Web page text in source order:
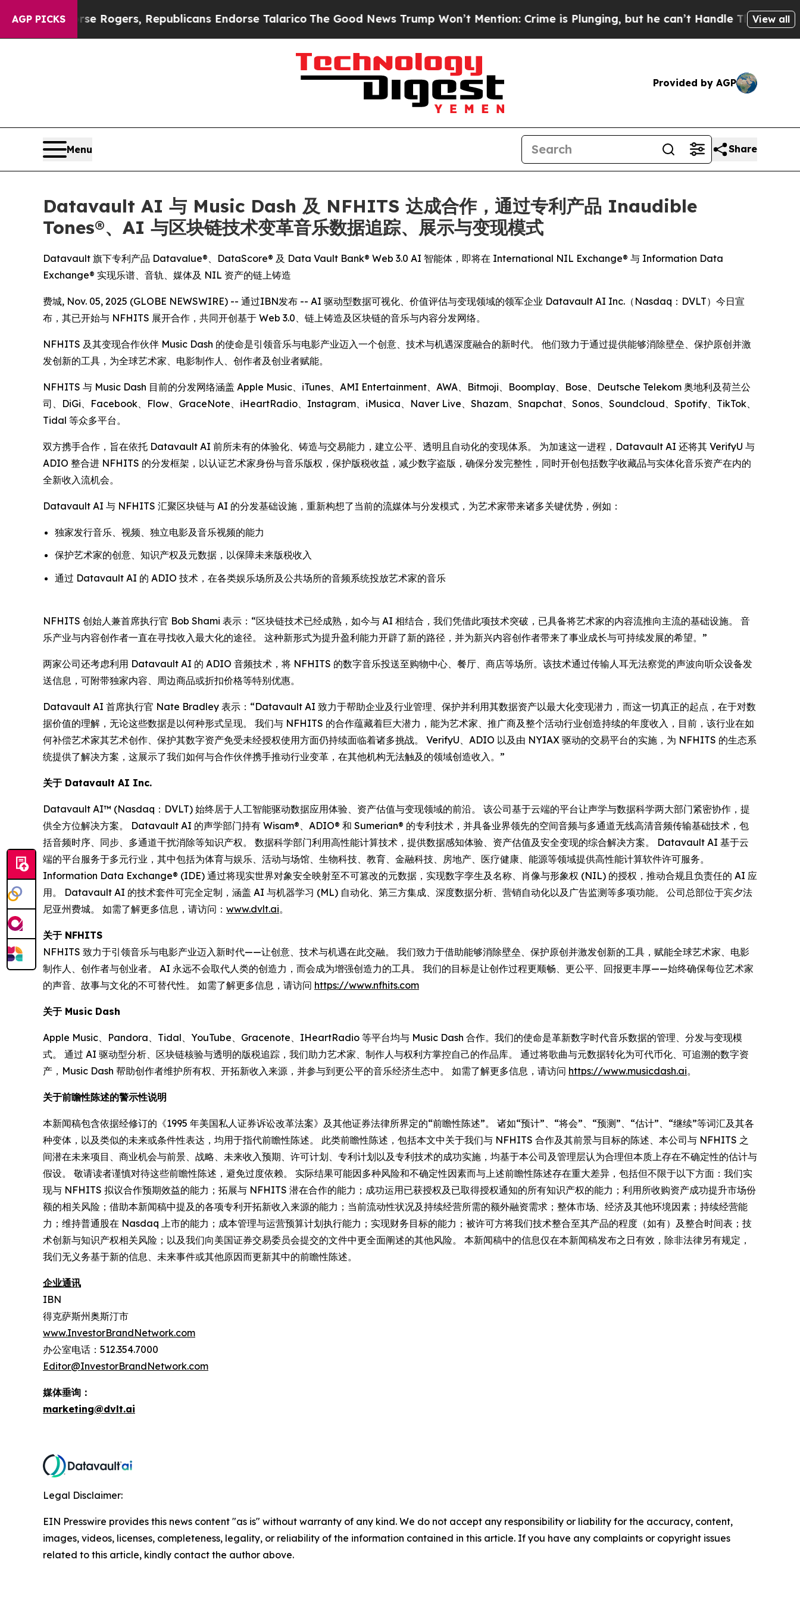
AGP PICKSRogers, Republicans Endorse TalaricoThe Good News Trump Won’t Mention: Crime is Plunging, but he can’t Handle That TruthScientists
View all
Provided by AGP
Menu Share
Datavault AI 与 Music Dash 及 NFHITS 达成合作，通过专利产品 Inaudible
Tones®、AI 与区块链技术变革音乐数据追踪、展示与变现模式
Datavault 旗下专利产品 Datavalue®、DataScore® 及 Data Vault Bank® Web 3.0 AI 智能体，即将在 International NIL Exchange® 与 Information Data
Exchange® 实现乐谱、音轨、媒体及 NIL 资产的链上铸造
费城, Nov. 05, 2025 (GLOBE NEWSWIRE) -- 通过IBN发布 -- AI 驱动型数据可视化、价值评估与变现领域的领军企业 Datavault AI Inc.（Nasdaq：DVLT）今日宣
布，其已开始与 NFHITS 展开合作，共同开创基于 Web 3.0、链上铸造及区块链的音乐与内容分发网络。
NFHITS 及其变现合作伙伴 Music Dash 的使命是引领音乐与电影产业迈入一个创意、技术与机遇深度融合的新时代。 他们致力于通过提供能够消除壁垒、保护原创并激
发创新的工具，为全球艺术家、电影制作人、创作者及创业者赋能。
NFHITS 与 Music Dash 目前的分发网络涵盖 Apple Music、iTunes、AMI Entertainment、AWA、Bitmoji、Boomplay、Bose、Deutsche Telekom 奥地利及荷兰公
司、DiGi、Facebook、Flow、GraceNote、iHeartRadio、Instagram、iMusica、Naver Live、Shazam、Snapchat、Sonos、Soundcloud、Spotify、TikTok、
Tidal 等众多平台。
双方携手合作，旨在依托 Datavault AI 前所未有的体验化、铸造与交易能力，建立公平、透明且自动化的变现体系。 为加速这一进程，Datavault AI 还将其 VerifyU 与
ADIO 整合进 NFHITS 的分发框架，以认证艺术家身份与音乐版权，保护版税收益，减少数字盗版，确保分发完整性，同时开创包括数字收藏品与实体化音乐资产在内的
全新收入流机会。
Datavault AI 与 NFHITS 汇聚区块链与 AI 的分发基础设施，重新构想了当前的流媒体与分发模式，为艺术家带来诸多关键优势，例如：
独家发行音乐、视频、独立电影及音乐视频的能力
保护艺术家的创意、知识产权及元数据，以保障未来版税收入
通过 Datavault AI 的 ADIO 技术，在各类娱乐场所及公共场所的音频系统投放艺术家的音乐
NFHITS 创始人兼首席执行官 Bob Shami 表示：“区块链技术已经成熟，如今与 AI 相结合，我们凭借此项技术突破，已具备将艺术家的内容流推向主流的基础设施。 音
乐产业与内容创作者一直在寻找收入最大化的途径。 这种新形式为提升盈利能力开辟了新的路径，并为新兴内容创作者带来了事业成长与可持续发展的希望。”
两家公司还考虑利用 Datavault AI 的 ADIO 音频技术，将 NFHITS 的数字音乐投送至购物中心、餐厅、商店等场所。该技术通过传输人耳无法察觉的声波向听众设备发
送信息，可附带独家内容、周边商品或折扣价格等特别优惠。
Datavault AI 首席执行官 Nate Bradley 表示：“Datavault AI 致力于帮助企业及行业管理、保护并利用其数据资产以最大化变现潜力，而这一切真正的起点，在于对数
据价值的理解，无论这些数据是以何种形式呈现。 我们与 NFHITS 的合作蕴藏着巨大潜力，能为艺术家、推广商及整个活动行业创造持续的年度收入，目前，该行业在如
何补偿艺术家其艺术创作、保护其数字资产免受未经授权使用方面仍持续面临着诸多挑战。 VerifyU、ADIO 以及由 NYIAX 驱动的交易平台的实施，为 NFHITS 的生态系
统提供了解决方案，这展示了我们如何与合作伙伴携手推动行业变革，在其他机构无法触及的领域创造收入。”
关于 Datavault AI Inc.
Datavault AI™ (Nasdaq：DVLT) 始终居于人工智能驱动数据应用体验、资产估值与变现领域的前沿。 该公司基于云端的平台让声学与数据科学两大部门紧密协作，提
供全方位解决方案。 Datavault AI 的声学部门持有 Wisam®、ADIO® 和 Sumerian® 的专利技术，并具备业界领先的空间音频与多通道无线高清音频传输基础技术，包
括音频时序、同步、多通道干扰消除等知识产权。 数据科学部门利用高性能计算技术，提供数据感知体验、资产估值及安全变现的综合解决方案。 Datavault AI 基于云
端的平台服务于多元行业，其中包括为体育与娱乐、活动与场馆、生物科技、教育、金融科技、房地产、医疗健康、能源等领域提供高性能计算软件许可服务。
Information Data Exchange® (IDE) 通过将现实世界对象安全映射至不可篡改的元数据，实现数字孪生及名称、肖像与形象权 (NIL) 的授权，推动合规且负责任的 AI 应
用。 Datavault AI 的技术套件可完全定制，涵盖 AI 与机器学习 (ML) 自动化、第三方集成、深度数据分析、营销自动化以及广告监测等多项功能。 公司总部位于宾夕法
尼亚州费城。 如需了解更多信息，请访问： www.dvlt.ai。
关于 NFHITS
NFHITS 致力于引领音乐与电影产业迈入新时代——让创意、技术与机遇在此交融。 我们致力于借助能够消除壁垒、保护原创并激发创新的工具，赋能全球艺术家、电影
制作人、创作者与创业者。 AI 永远不会取代人类的创造力，而会成为增强创造力的工具。 我们的目标是让创作过程更顺畅、更公平、回报更丰厚——始终确保每位艺术家
的声音、故事与文化的不可替代性。 如需了解更多信息，请访问 https://www.nfhits.com
关于 Music Dash
Apple Music、Pandora、Tidal、YouTube、Gracenote、IHeartRadio 等平台均与 Music Dash 合作。我们的使命是革新数字时代音乐数据的管理、分发与变现模
式。 通过 AI 驱动型分析、区块链核验与透明的版税追踪，我们助力艺术家、制作人与权利方掌控自己的作品库。 通过将歌曲与元数据转化为可代币化、可追溯的数字资
产，Music Dash 帮助创作者维护所有权、开拓新收入来源，并参与到更公平的音乐经济生态中。 如需了解更多信息，请访问 https://www.musicdash.ai。
关于前瞻性陈述的警示性说明
本新闻稿包含依据经修订的《1995 年美国私人证券诉讼改革法案》及其他证券法律所界定的“前瞻性陈述”。 诸如“预计”、“将会”、“预测”、“估计”、“继续”等词汇及其各
种变体，以及类似的未来或条件性表达，均用于指代前瞻性陈述。 此类前瞻性陈述，包括本文中关于我们与 NFHITS 合作及其前景与目标的陈述、本公司与 NFHITS 之
间潜在未来项目、商业机会与前景、战略、未来收入预期、许可计划、专利计划以及专利技术的成功实施，均基于本公司及管理层认为合理但本质上存在不确定性的估计与
假设。 敬请读者谨慎对待这些前瞻性陈述，避免过度依赖。 实际结果可能因多种风险和不确定性因素而与上述前瞻性陈述存在重大差异，包括但不限于以下方面：我们实
现与 NFHITS 拟议合作预期效益的能力；拓展与 NFHITS 潜在合作的能力；成功运用已获授权及已取得授权通知的所有知识产权的能力；利用所收购资产成功提升市场份
额的相关风险；借助本新闻稿中提及的各项专利开拓新收入来源的能力；当前流动性状况及持续经营所需的额外融资需求；整体市场、经济及其他环境因素；持续经营能
力；维持普通股在 Nasdaq 上市的能力；成本管理与运营预算计划执行能力；实现财务目标的能力；被许可方将我们技术整合至其产品的程度（如有）及整合时间表；技
术创新与知识产权相关风险；以及我们向美国证券交易委员会提交的文件中更全面阐述的其他风险。 本新闻稿中的信息仅在本新闻稿发布之日有效，除非法律另有规定，
我们无义务基于新的信息、未来事件或其他原因而更新其中的前瞻性陈述。
企业通讯
IBN
得克萨斯州奥斯汀市
www.InvestorBrandNetwork.com
办公室电话：512.354.7000
Editor@InvestorBrandNetwork.com
媒体垂询：
marketing@dvlt.ai
Legal Disclaimer:
EIN Presswire provides this news content "as is" without warranty of any kind. We do not accept any responsibility or liability for the accuracy, content,
images, videos, licenses, completeness, legality, or reliability of the information contained in this article. If you have any complaints or copyright issues
related to this article, kindly contact the author above.